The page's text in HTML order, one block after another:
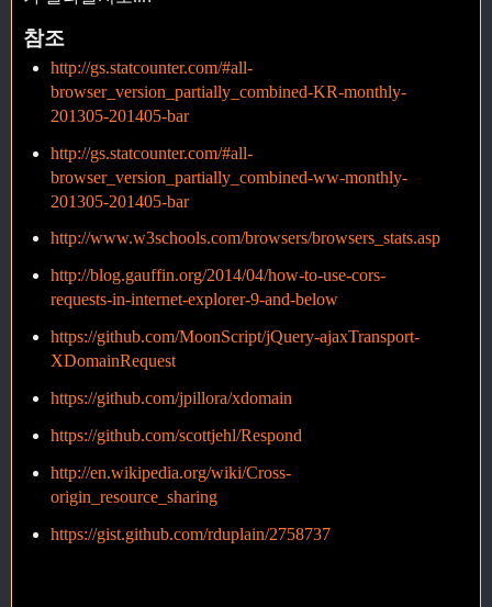
참조
http://gs.statcounter.com/#all-
browser_version_partially_combined-KR-monthly-
201305-201405-bar
http://gs.statcounter.com/#all-
browser_version_partially_combined-ww-monthly-
201305-201405-bar
http://www.w3schools.com/browsers/browsers_stats.asp
http://blog.gauffin.org/2014/04/how-to-use-cors-
requests-in-internet-explorer-9-and-below
https://github.com/MoonScript/jQuery-ajaxTransport-
XDomainRequest
https://github.com/jpillora/xdomain
https://github.com/scottjehl/Respond
http://en.wikipedia.org/wiki/Cross-
origin_resource_sharing
https://gist.github.com/rduplain/2758737